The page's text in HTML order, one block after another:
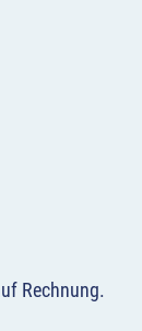
Rechnung.